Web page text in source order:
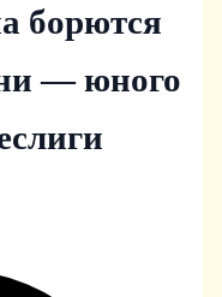
борются
— юного